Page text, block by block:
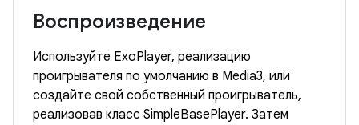
Воспроизведение
Используйте ExoPlayer, реализацию
проигрывателя по умолчанию в Media3, или
создайте свой собственный проигрыватель,
реализовав класс SimpleBasePlayer. Затем